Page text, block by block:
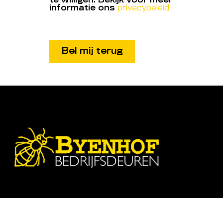
informatie ons privacybeleid